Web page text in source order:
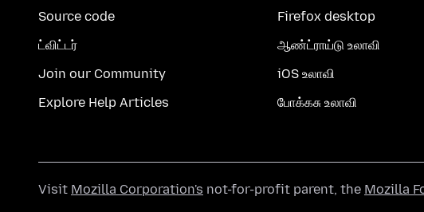
Source code
ட்விட்டர்
Join our Community
Explore Help Articles
Firefox desktop
ஆண்ட்ராய்டு உலாவி
iOS உலாவி
போக்கசு உலாவி
Visit Mozilla Corporation's not-for-profit parent, the Mozilla